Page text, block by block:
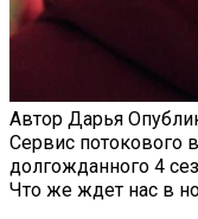
Автор Дарья
Сервис потокового
долгожданного 4
Что же ждет нас в